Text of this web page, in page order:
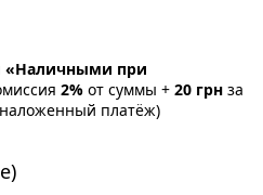
«Наличными при
2% от суммы + 20 грн за
платёж)